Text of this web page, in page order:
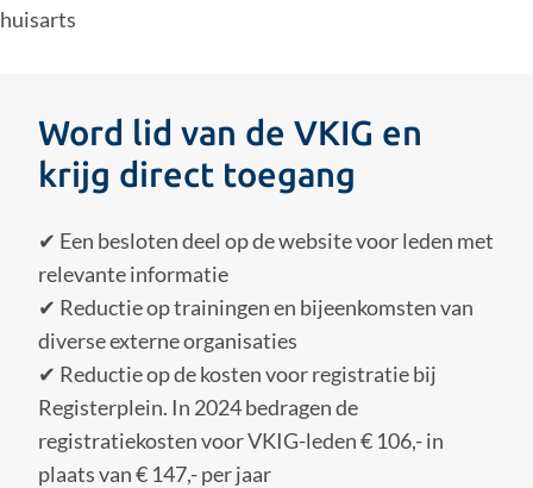
huisarts
Word lid van de VKIG en
krijg direct toegang
✔ Een besloten deel op de website voor leden met
relevante informatie
✔ Reductie op trainingen en bijeenkomsten van
diverse externe organisaties
✔ Reductie op de kosten voor registratie bij
Registerplein. In 2024 bedragen de
registratiekosten voor VKIG-leden € 106,- in
plaats van € 147,- per jaar